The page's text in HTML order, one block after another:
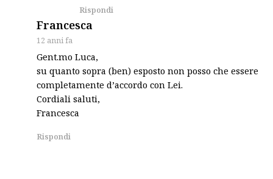
Rispondi
Francesca
12 anni fa
Gent.mo Luca,
su quanto sopra (ben) esposto non posso che essere
completamente d’accordo con Lei.
Cordiali saluti,
Francesca
Rispondi